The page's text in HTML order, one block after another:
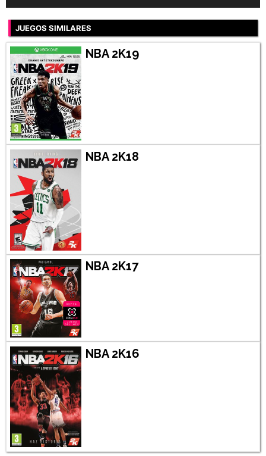
JUEGOS SIMILARES
NBA 2K19
NBA 2K18
NBA 2K17
NBA 2K16